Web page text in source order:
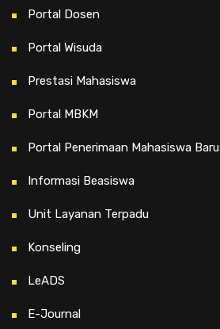
Portal Dosen
Portal Wisuda
Prestasi Mahasiswa
Portal MBKM
Portal Penerimaan Mahasiswa Baru
Informasi Beasiswa
Unit Layanan Terpadu
Konseling
LeADS
E-Journal